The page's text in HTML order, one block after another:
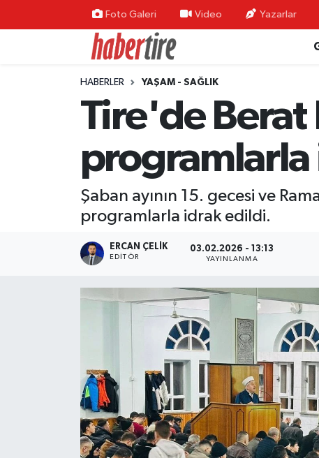
Foto Galeri Video Yazarlar
HABERLER YAŞAM - SAĞLIK
Tire'de Berat
Şaban ayının 15. gecesi ve
programlarla idrak edildi.
ERCAN ÇELIK
EDITÖR
03.02.2026 - 13:13
YAYINLANMA
Tire Nöbetçi Eczaneler
Tire Hava Durumu
Tire Trafik Yoğunluk Haritası
Süper Lig Puan Durumu ve Fikstür
Tüm Manşetler
Haber Arşivi